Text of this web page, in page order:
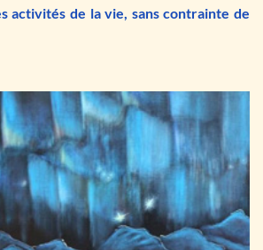
activités de la vie, sans contrainte de